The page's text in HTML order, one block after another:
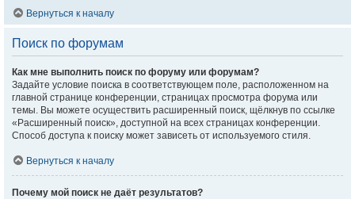
Вернуться к началу
Поиск по форумам
Как мне выполнить поиск по форуму или форумам?
Задайте условие поиска в соответствующем поле, расположенном на
главной странице конференции, страницах просмотра форума или
темы. Вы можете осуществить расширенный поиск, щёлкнув по ссылке
«Расширенный поиск», доступной на всех страницах конференции.
Способ доступа к поиску может зависеть от используемого стиля.
Вернуться к началу
Почему мой поиск не даёт результатов?